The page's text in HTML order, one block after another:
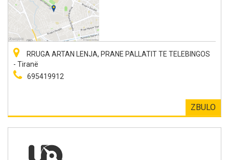
RRUGA ARTAN LENJA, PRANE PALLATIT TE TELEBINGOS
- Tiranë
695419912
ZBULO